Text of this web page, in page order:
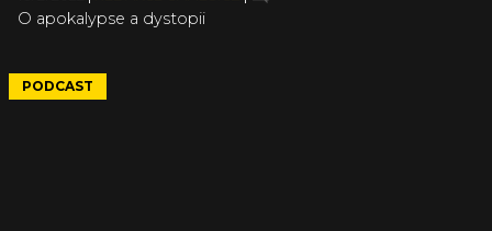
O apokalypse a dystopii
PODCAST